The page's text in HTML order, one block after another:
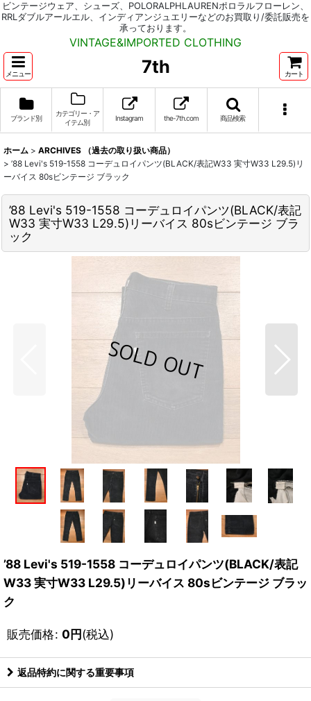
ビンテージウェア、シューズ、POLORALPHLAURENポロラルフローレン、
RRLダブルアールエル、インディアンジュエリーなどのお買取り/委託販売を
承っております。
VINTAGE&IMPORTED CLOTHING
メニュー 7th カート
ブランド別
カテゴリー・ア
イテム別
Instagram the-7th.com 商品検索
ホーム > ARCHIVES （過去の取り扱い商品）
> ’88 Levi's 519-1558 コーデュロイパンツ(BLACK/表記W33 実寸W33 L29.5)リ
ーバイス 80sビンテージ ブラック
’88 Levi's 519-1558 コーデュロイパンツ(BLACK/表記
W33 実寸W33 L29.5)リーバイス 80sビンテージ ブラ
ック
’88 Levi's 519-1558 コーデュロイパンツ(BLACK/表記
W33 実寸W33 L29.5)リーバイス 80sビンテージ ブラッ
ク
販売価格: 0円(税込)
返品特約に関する重要事項